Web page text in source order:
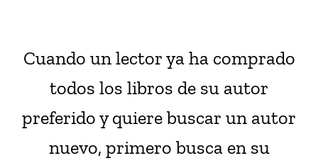
Cuando un lector ya ha comprado
todos los libros de su autor
preferido y quiere buscar un autor
nuevo, primero busca en su